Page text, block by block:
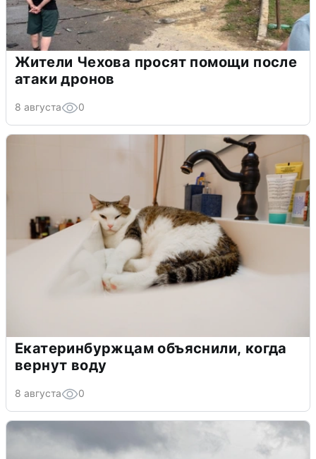
Жители Чехова просят помощи после
атаки дронов
8 августа 0
Екатеринбуржцам объяснили, когда
вернут воду
8 августа 0